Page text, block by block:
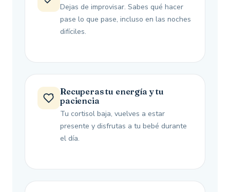
Dejas de improvisar. Sabes qué hacer
pase lo que pase, incluso en las noches
difíciles.
Recuperas tu energía y tu
paciencia
Tu cortisol baja, vuelves a estar
presente y disfrutas a tu bebé durante
el día.